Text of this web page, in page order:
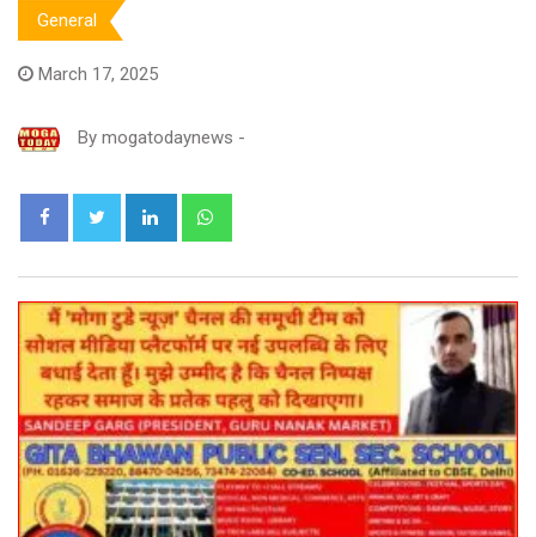
General
March 17, 2025
By mogatodaynews -
LinkedIn